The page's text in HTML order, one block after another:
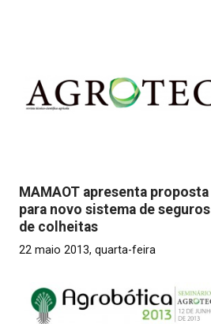
MAMAOT apresenta proposta
para novo sistema de seguros
de colheitas
22 maio 2013, quarta-feira